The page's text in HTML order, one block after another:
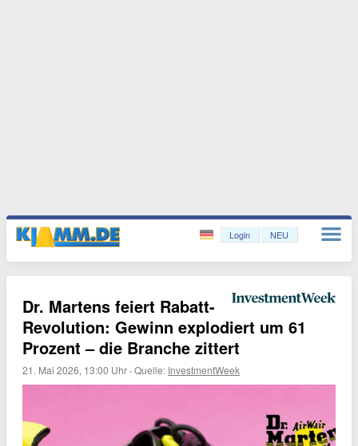
Login NEU
Dr. Martens feiert Rabatt-
Revolution: Gewinn explodiert um 61
Prozent – die Branche zittert
21. Mai 2026, 13:00 Uhr ·Quelle: InvestmentWeek